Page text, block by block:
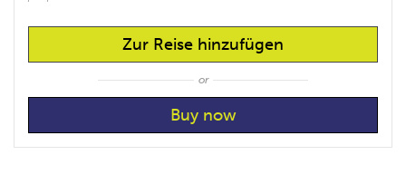
Zur Reise hinzufügen
or